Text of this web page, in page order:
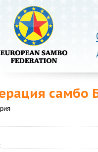
самбо